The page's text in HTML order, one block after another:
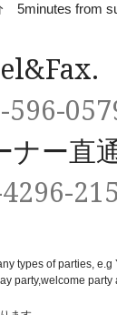
5minutes from
596-
ナー直
types of parties, e.g
party,welcome